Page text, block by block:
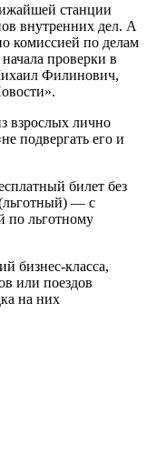
станции
внутренних дел. А
комиссией по делам
проверки в
Филинович,
взрослых лично
подвергать его и
билет без
(льготный) — с
по льготному
бизнес-класса,
или поездов
на них